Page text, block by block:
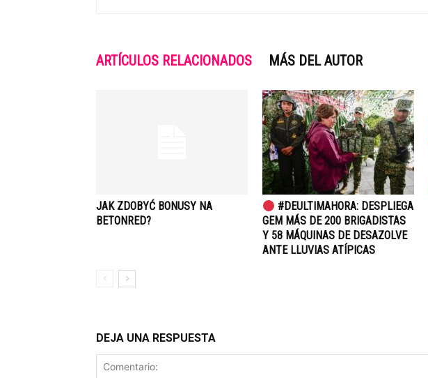
ARTÍCULOS RELACIONADOS MÁS DEL AUTOR
JAK ZDOBYĆ BONUSY NA
BETONRED?
#DEULTIMAHORA: DESPLIEGA
GEM MÁS DE 200 BRIGADISTAS
Y 58 MÁQUINAS DE DESAZOLVE
ANTE LLUVIAS ATÍPICAS
DEJA UNA RESPUESTA